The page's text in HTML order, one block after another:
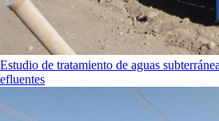
Estudio de tratamiento de aguas
efluentes